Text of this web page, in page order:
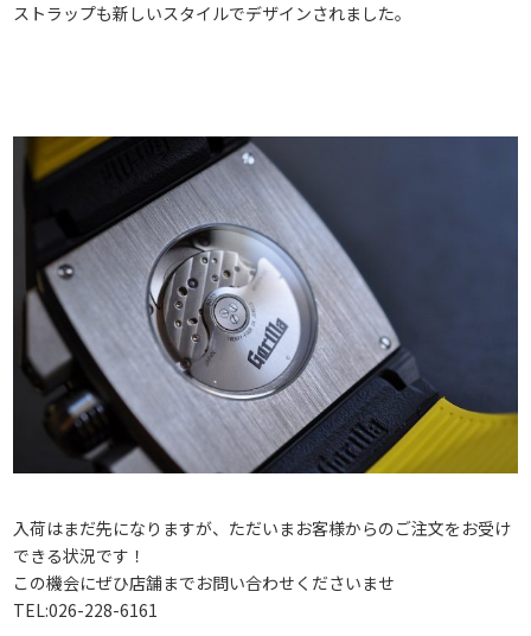
ストラップも新しいスタイルでデザインされました。
入荷はまだ先になりますが、ただいまお客様からのご注文をお受け
できる状況です！
この機会にぜひ店舗までお問い合わせくださいませ
TEL:026-228-6161